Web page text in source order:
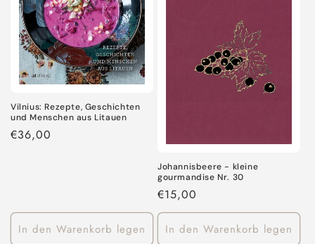
Vilnius: Rezepte, Geschichten
und Menschen aus Litauen
Normaler
€36,00
In den Warenkorb legen
Johannisbeere - kleine
gourmandise Nr. 30
Normaler
Preis
€15,00
In den Warenkorb legen